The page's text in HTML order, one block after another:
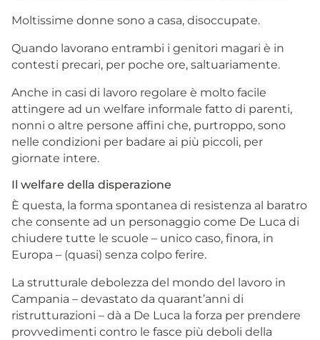
Moltissime donne sono a casa, disoccupate.
Quando lavorano entrambi i genitori magari è in
contesti precari, per poche ore, saltuariamente.
Anche in casi di lavoro regolare è molto facile
attingere ad un welfare informale fatto di parenti,
nonni o altre persone affini che, purtroppo, sono
nelle condizioni per badare ai più piccoli, per
giornate intere.
Il welfare della disperazione
È questa, la forma spontanea di resistenza al baratro
che consente ad un personaggio come De Luca di
chiudere tutte le scuole – unico caso, finora, in
Europa – (quasi) senza colpo ferire.
La strutturale debolezza del mondo del lavoro in
Campania – devastato da quarant’anni di
ristrutturazioni – dà a De Luca la forza per prendere
provvedimenti contro le fasce più deboli della